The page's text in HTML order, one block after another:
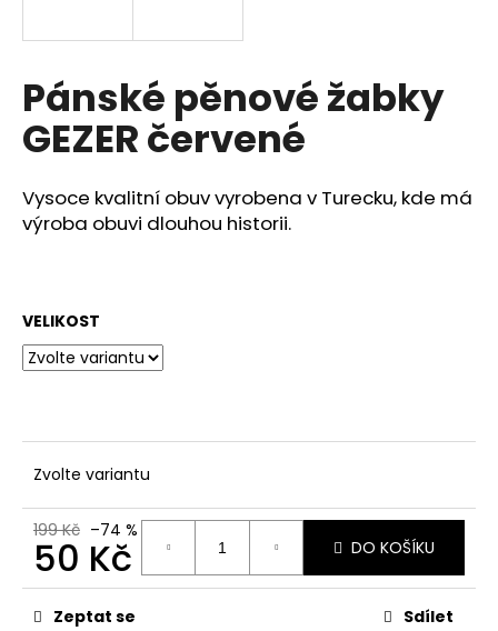
Pánské pěnové žabky
GEZER červené
Vysoce kvalitní obuv vyrobena v Turecku, kde má
výroba obuvi dlouhou historii.
VELIKOST
Zvolte variantu
199 Kč –74 %
50 Kč
Měrná
cena:
DO KOŠÍKU
Zeptat se Sdílet
í
t
?
D
o
r
u
č
u
m
e